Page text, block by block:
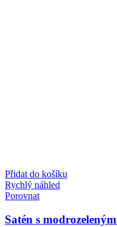
Přidat do košíku
Rychlý náhled
Porovnat
Satén s